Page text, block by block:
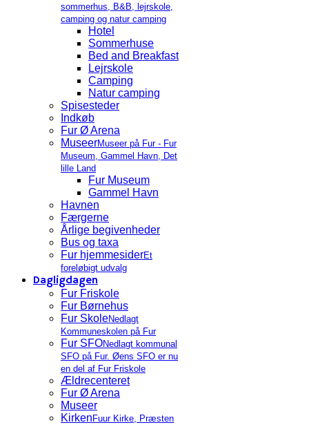
sommerhus, B&B, lejrskole,
camping og natur camping
Hotel
Sommerhuse
Bed and Breakfast
Lejrskole
Camping
Natur camping
Spisesteder
Indkøb
Fur Ø Arena
MuseerMuseer på Fur - Fur
Museum, Gammel Havn, Det
lille Land
Fur Museum
Gammel Havn
Havnen
Færgerne
Årlige begivenheder
Bus og taxa
Fur hjemmesiderEt
foreløbigt udvalg
Dagligdagen
Fur Friskole
Fur Børnehus
Fur SkoleNedlagt
Kommuneskolen på Fur
Fur SFONedlagt kommunal
SFO på Fur. Øens SFO er nu
en del af Fur Friskole
Ældrecenteret
Fur Ø Arena
Museer
Kirken Fuur Kirke, Præsten